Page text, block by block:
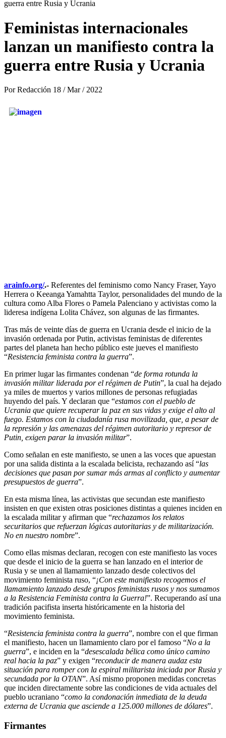
Se encuentra usted aquí
guerra entre Rusia y Ucrania
Feministas internacionales
lanzan un manifiesto contra la
guerra entre Rusia y Ucrania
PorRedacción 18 / Mar / 2022
arainfo.org/.- Referentes del feminismo como Nancy Fraser, Yayo
Herrera o Keeanga Yamahtta Taylor, personalidades del mundo de la
cultura como Alba Flores o Pamela Palenciano y activistas como la
lideresa indígena Lolita Chávez, son algunas de las firmantes.
Tras más de veinte días de guerra en Ucrania desde el inicio de la
invasión ordenada por Putin, activistas feministas de diferentes
partes del planeta han hecho público este jueves el manifiesto
“Resistencia feminista contra la guerra”.
En primer lugar las firmantes condenan “de forma rotunda la
invasión militar liderada por el régimen de Putin”, la cual ha dejado
ya miles de muertos y varios millones de personas refugiadas
huyendo del país. Y declaran que “estamos con el pueblo de
Ucrania que quiere recuperar la paz en sus vidas y exige el alto al
fuego. Estamos con la ciudadanía rusa movilizada, que, a pesar de
la represión y las amenazas del régimen autoritario y represor de
Putin, exigen parar la invasión militar”.
Como señalan en este manifiesto, se unen a las voces que apuestan
por una salida distinta a la escalada belicista, rechazando así “las
decisiones que pasan por sumar más armas al conflicto y aumentar
presupuestos de guerra”.
En esta misma línea, las activistas que secundan este manifiesto
insisten en que existen otras posiciones distintas a quienes inciden en
la escalada militar y afirman que “rechazamos los relatos
securitarios que refuerzan lógicas autoritarias y de militarización.
No en nuestro nombre”.
Como ellas mismas declaran, recogen con este manifiesto las voces
que desde el inicio de la guerra se han lanzado en el interior de
Rusia y se unen al llamamiento lanzado desde colectivos del
movimiento feminista ruso, “¡Con este manifiesto recogemos el
llamamiento lanzado desde grupos feministas rusos y nos sumamos
a la Resistencia Feminista contra la Guerra!”. Recuperando así una
tradición pacifista inserta históricamente en la historia del
movimiento feminista.
“Resistencia feminista contra la guerra”, nombre con el que firman
el manifiesto, hacen un llamamiento claro por el famoso “No a la
guerra”, e inciden en la “desescalada bélica como único camino
real hacia la paz” y exigen “reconducir de manera audaz esta
situación para romper con la espiral militarista iniciada por Rusia y
secundada por la OTAN”. Así mismo proponen medidas concretas
que inciden directamente sobre las condiciones de vida actuales del
pueblo ucraniano “como la condonación inmediata de la deuda
externa de Ucrania que asciende a 125.000 millones de dólares”.
Firmantes